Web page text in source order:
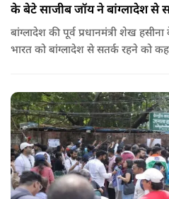
के बेटे साजीब जॉय ने बांग्लादेश से
बांग्लादेश की पूर्व प्रधानमंत्री शेख
भारत को बांग्लादेश से सतर्क रहने को
होना चाहिए.